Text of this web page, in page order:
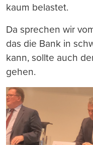
kaum belastet.
Da sprechen wir
das die Bank in
kann, sollte auch
gehen.